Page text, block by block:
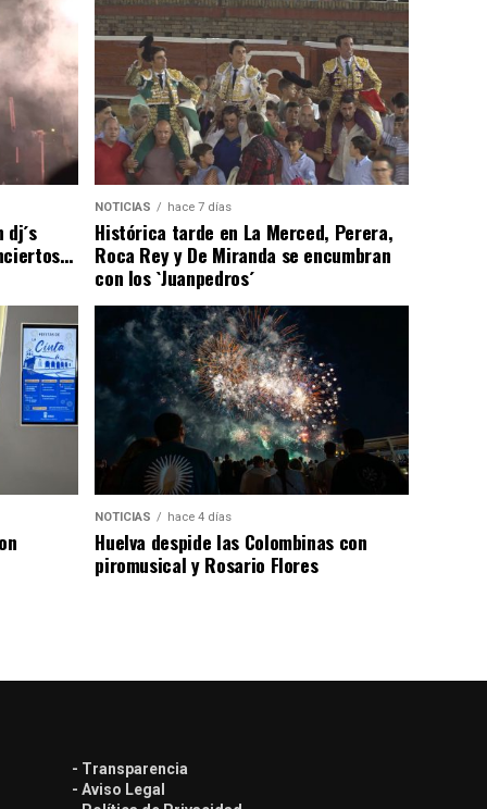
NOTICIAS hace 7 días
Histórica tarde en La Merced, Perera,
Roca Rey y De Miranda se encumbran
con los `Juanpedros´
NOTICIAS hace 4 días
Huelva despide las Colombinas con
piromusical y Rosario Flores
- Transparencia
- Aviso Legal